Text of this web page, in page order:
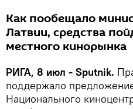
Как пообещало
Латвии, средства
местного кинорынка
РИГА, 8 июл - Sputnik.
поддержало
Национального